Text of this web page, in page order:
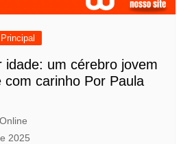
Principal
idade: um cérebro jovem
com carinho Por Paula
2025